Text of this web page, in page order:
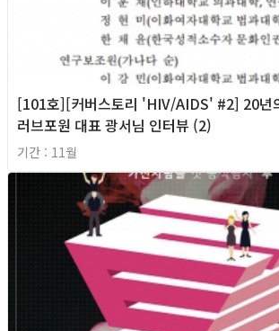
[101호][커버스토리 'HIV/AIDS' #2] 20년
러브포원 대표 광서님 인터뷰 (2)
기간 : 11월